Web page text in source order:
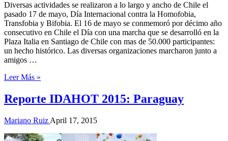
Diversas actividades se realizaron a lo largo y ancho de Chile el
pasado 17 de mayo, Día Internacional contra la Homofobia,
Transfobia y Bifobia. El 16 de mayo se conmemoró por décimo año
consecutivo en Chile el Día con una marcha que se desarrolló en la
Plaza Italia en Santiago de Chile con mas de 50.000 participantes:
un hecho histórico. Las diversas organizaciones marcharon junto a
amigos …
Leer Más »
Reporte IDAHOT 2015: Paraguay
Mariano Ruiz April 17, 2015